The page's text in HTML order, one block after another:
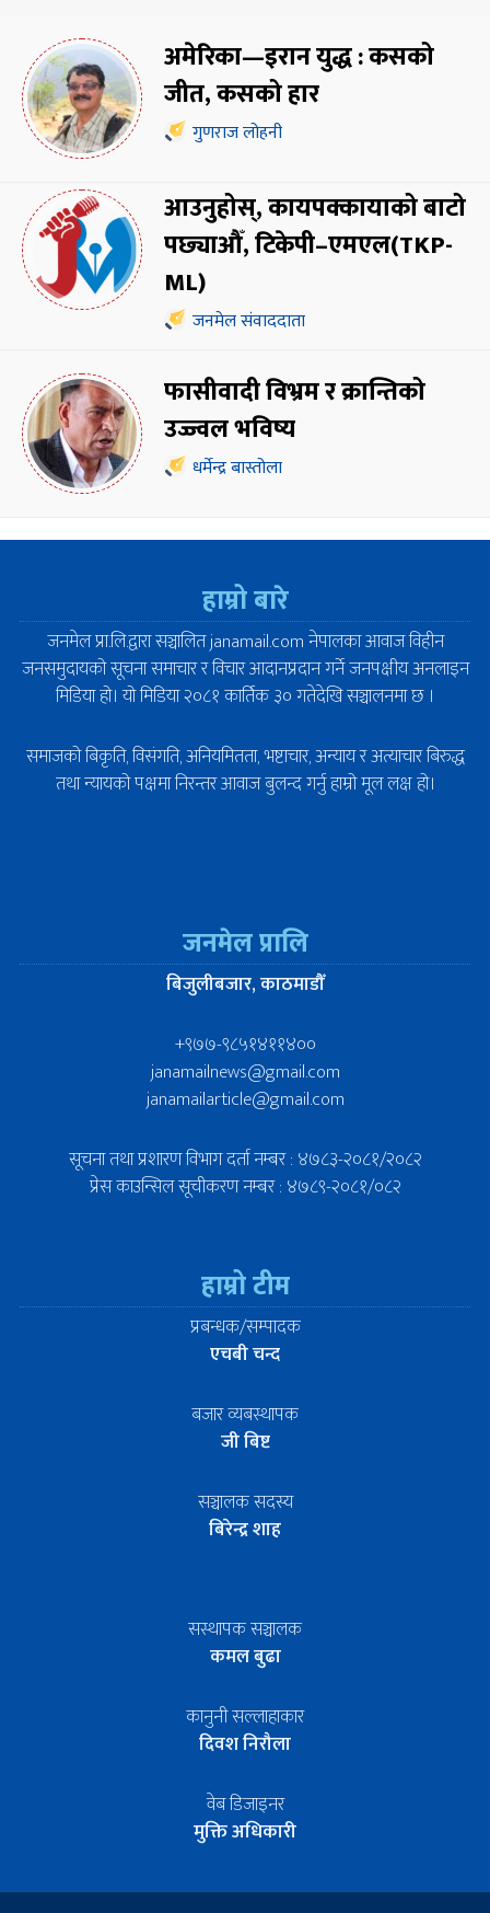
अमेरिका—इरान युद्ध : कसको
जीत, कसको हार
गुणराज लोहनी
आउनुहोस्, कायपक्कायाको बाटो
पछ्याऔँ, टिकेपी–एमएल(TKP-
ML)
जनमेल संवाददाता
फासीवादी विभ्रम र क्रान्तिको
उज्ज्वल भविष्य
धर्मेन्द्र बास्तोला
हाम्रो बारे
जनमेल प्रा.लि.द्वारा सञ्चालित janamail.com नेपालका आवाज विहीन
जनसमुदायको सूचना समाचार र विचार आदानप्रदान गर्ने जनपक्षीय अनलाइन
मिडिया हो। यो मिडिया २०८१ कार्तिक ३० गतेदेखि सञ्चालनमा छ ।
समाजको बिकृति, विसंगति, अनियमितता, भष्टाचार, अन्याय र अत्याचार बिरुद्ध
तथा न्यायको पक्षमा निरन्तर आवाज बुलन्द गर्नु हाम्रो मूल लक्ष हो।
जनमेल प्रालि
बिजुलीबजार, काठमाडौँ
+९७७-९८५१४११४००
janamailnews@gmail.com
janamailarticle@gmail.com
सूचना तथा प्रशारण विभाग दर्ता नम्बर : ४७८३-२०८१/२०८२
प्रेस काउन्सिल सूचीकरण नम्बर : ४७८९-२०८१/०८२
हाम्रो टीम
प्रबन्धक/सम्पादक
एचबी चन्द
बजार व्यबस्थापक
जी बिष्ट
सञ्चालक सदस्य
बिरेन्द्र शाह
सस्थापक सञ्चालक
कमल बुढा
कानुनी सल्लाहाकार
दिवश निरौला
वेब डिजाइनर
मुक्ति अधिकारी